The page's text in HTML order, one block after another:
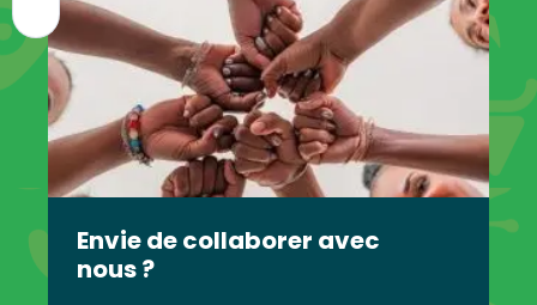
Envie de collaborer avec
nous ?